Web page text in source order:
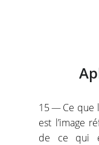
15 — Ce que
est l’image
de ce qui